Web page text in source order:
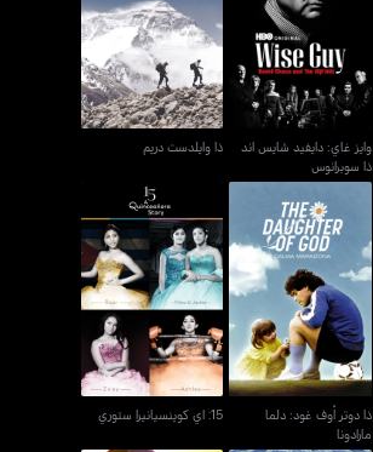
وايز غاي: دايفيد شايس اند
ذا سوبرانوس
وايز غاي: دايفيد شايس اند
ذا سوبرانوس
ذا وايلدست دريم
ذا وايلدست دريم
ذا دوتر أوف غود: دلما
مارادونا
ذا دوتر أوف غود: دلما
مارادونا
15: اي كوينسيانيرا ستوري
15: اي كوينسيانيرا ستوري